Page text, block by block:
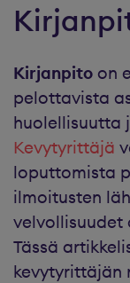
Kirjanpito on
pelottavista
huolellisuutta
Kevytyrittäjä
loputtomista
ilmoitusten
velvollisuudet
Tässä
kevytyrittäjän